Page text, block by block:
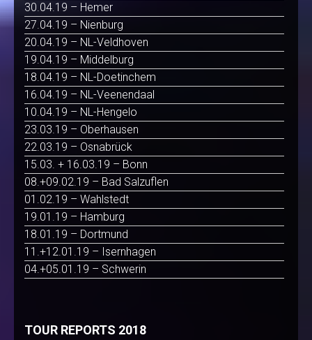
30.04.19 – Hemer
27.04.19 – Nienburg
20.04.19 – NL-Veldhoven
19.04.19 – Middelburg
18.04.19 – NL-Doetinchem
16.04.19 – NL-Veenendaal
10.04.19 – NL-Hengelo
23.03.19 – Oberhausen
22.03.19 – Osnabrück
15.03. + 16.03.19 – Bonn
08.+09.02.19 – Bad Salzuflen
01.02.19 – Wahlstedt
19.01.19 – Hamburg
18.01.19 – Dortmund
11.+12.01.19 – Isernhagen
04.+05.01.19 – Schwerin
TOUR REPORTS 2018